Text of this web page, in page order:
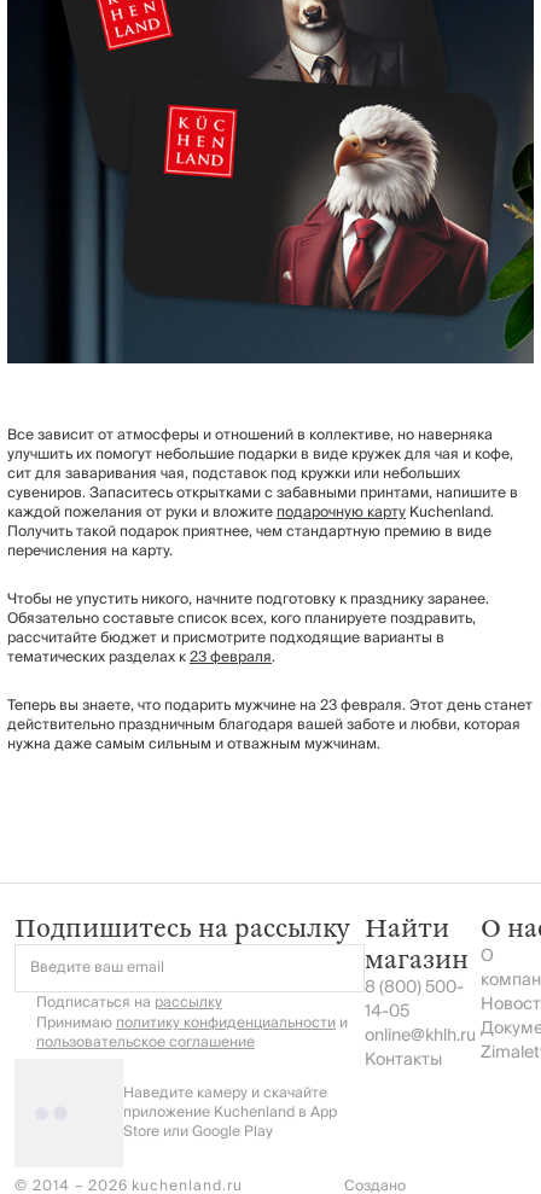
Все зависит от атмосферы и отношений в коллективе, но наверняка
улучшить их помогут небольшие подарки в виде кружек для чая и кофе,
сит для заваривания чая, подставок под кружки или небольших
сувениров. Запаситесь открытками с забавными принтами, напишите в
каждой пожелания от руки и вложитеподарочную картуKuchenland.
Получить такой подарок приятнее, чем стандартную премию в виде
перечисления на карту.
Чтобы не упустить никого, начните подготовку к празднику заранее.
Обязательно составьте список всех, кого планируете поздравить,
рассчитайте бюджет и присмотрите подходящие варианты в
тематических разделах к23 февраля.
Теперь вы знаете, что подарить мужчине на 23 февраля. Этот день станет
действительно праздничным благодаря вашей заботе и любви, которая
нужна даже самым сильным и отважным мужчинам.
Подпишитесь на рассылку
Введите ваш email
Подписаться на рассылку
Принимаюполитику конфиденциальностии
пользовательское соглашение
Наведите камеру и скачайте
приложение Kuchenland в App
Store или Google Play
Найти
магазин
8 (800) 500-
14-05
online@khlh.ru
Контакты
О
О
© 2014 – 2026 kuchenland.ru Создано